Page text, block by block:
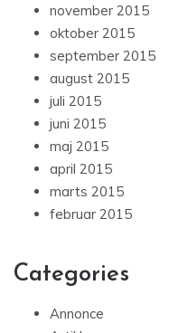
november 2015
oktober 2015
september 2015
august 2015
juli 2015
juni 2015
maj 2015
april 2015
marts 2015
februar 2015
Categories
Annonce